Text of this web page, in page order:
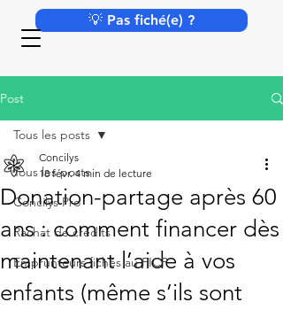
💡 Pas fiché(e) ?
Post
Tous les posts
Concilys Pro
Rachat de crédits
Emprunteurs fichés au FICP
Tous les posts
Donation-partage après 60
ans : comment financer dès
maintenant l’aide à vos
enfants (même s’ils sont
Concilys
18 févr. 4 min de lecture